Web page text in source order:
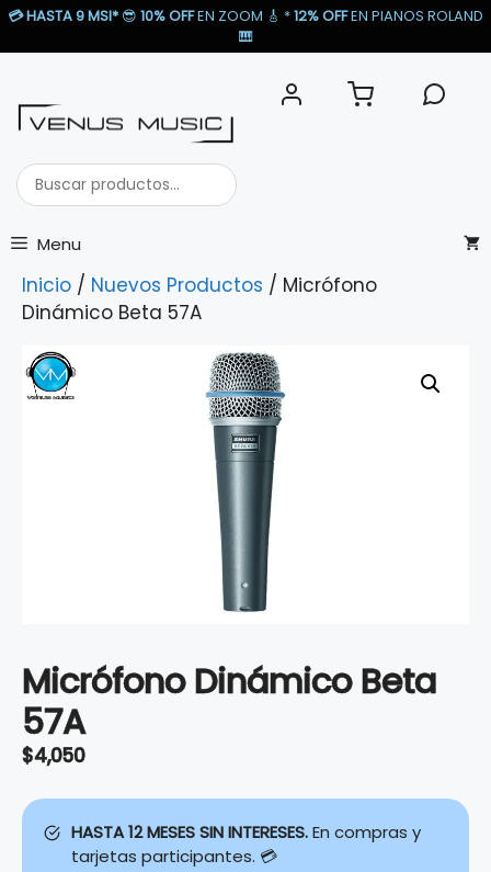
Saltar
💳HASTA 9 MSI* 😎 10% OFFEN ZOOM 🎸​ *12% OFFEN PIANOS ROLAND
🎹​
Buscar
productos...
Menu
Inicio / Nuevos Productos / Micrófono
Dinámico Beta 57A
Micrófono Dinámico Beta
57A
$4,050
HASTA 12 MESES SIN INTERESES.En compras y
tarjetas participantes. 💳